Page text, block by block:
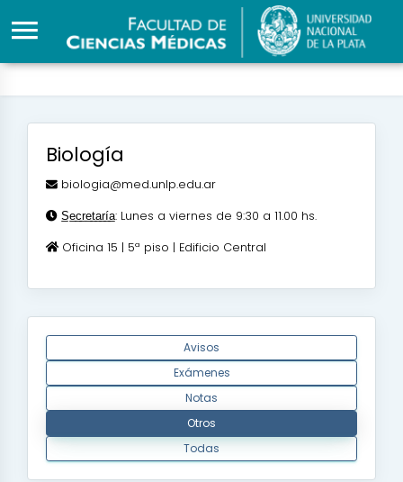
Biología
biologia@med.unlp.edu.ar
S̲e̲c̲r̲e̲t̲a̲r̲í̲a̲: Lunes a viernes de 9:30 a 11.00 hs.
Oficina 15 | 5ª piso | Edificio Central
Avisos
Exámenes
Notas
Otros
Todas